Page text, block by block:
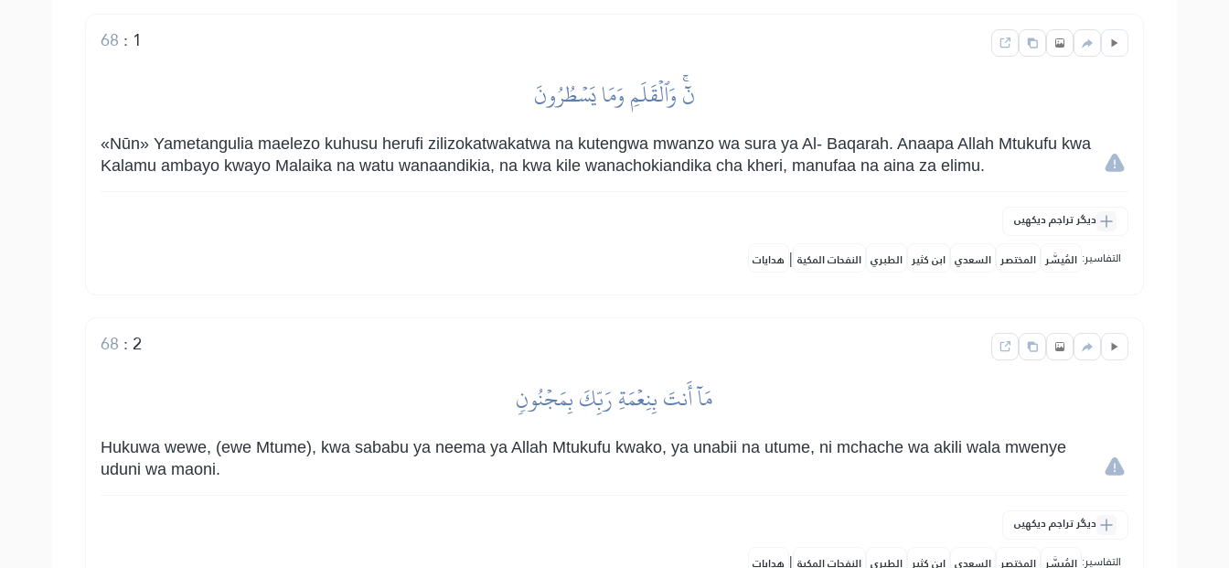
1
:
68
نٓۚ وَٱلۡقَلَمِ وَمَا يَسۡطُرُونَ
«Nūn» Yametangulia maelezo kuhusu herufi zilizokatwakatwa na kutengwa mwanzo wa sura ya Al- Baqarah. Anaapa Allah Mtukufu kwa
Kalamu ambayo kwayo Malaika na watu wanaandikia, na kwa kile wanachokiandika cha kheri, manufaa na aina za elimu.
دیگر تراجم دیکھیں
التفاسير: المُيسَّر المختصر السعدي ابن كثير الطبري النفحات المكية | هدايات
2
:
68
مَآ أَنتَ بِنِعۡمَةِ رَبِّكَ بِمَجۡنُونٖ
Hukuwa wewe, (ewe Mtume), kwa sababu ya neema ya Allah Mtukufu kwako, ya unabii na utume, ni mchache wa akili wala mwenye
uduni wa maoni.
دیگر تراجم دیکھیں
التفاسير: المُيسَّر المختصر السعدي ابن كثير الطبري النفحات المكية | هدايات